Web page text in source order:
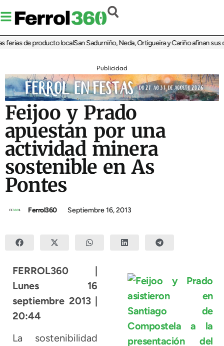
de producto localSan Sadurniño, Neda, Ortigueira y Cariño afinan sus
Publicidad
Feijoo y Prado
apuestan por una
actividad minera
sostenible en As
Pontes
Ferrol360 Septiembre 16, 2013
FERROL360 |
Lunes 16
septiembre 2013 |
20:44
La sostenibilidad